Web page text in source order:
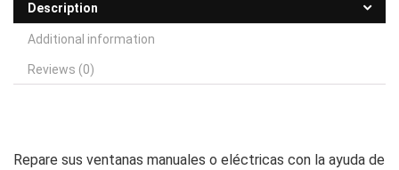
Description
Additional information
Reviews (0)
Repare sus ventanas manuales o eléctricas con la ayuda de